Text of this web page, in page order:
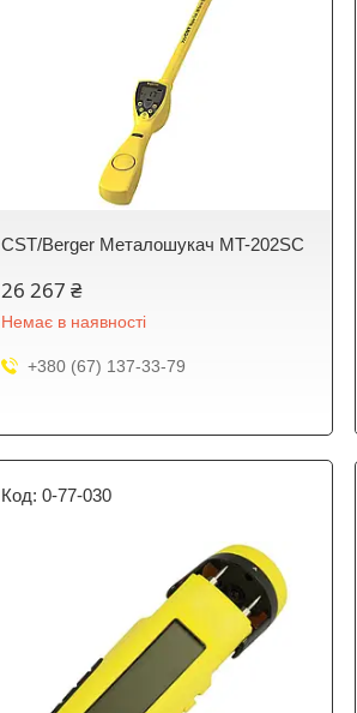
CST/Berger Металошукач MT-202SC
26 267 ₴
Немає в наявності
+380 (67) 137-33-79
0-77-030